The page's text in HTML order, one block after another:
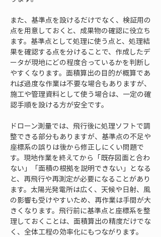
また、基準点を設けるだけでなく、検証用の
点を用意しておくと、成果物の確認に役立ち
ます。基準点として処理に使う点と、処理結
果を確認する点を分けることで、作成したデ
ータが現地にどの程度合っているかを判断し
やすくなります。面積算出の目的が概算であ
れば過度な作業は不要な場合もありますが、
施工や管理資料として使う場合は、一定の確
認手順を設ける方が安全です。
ドローン測量では、飛行後に処理ソフトで調
整できる部分もありますが、基準点の不足や
座標系の誤りは後から修正しにくい問題で
す。現地作業を終えてから「既存図面と合わ
ない」「面積の根拠を説明できない」となる
と、再飛行や再測定が必要になることがあり
ます。太陽光発電所は広く、天候や日射、風
の影響も受けやすいため、再作業は手間が大
きくなります。飛行前に基準点と座標系を整
理しておくことは、面積算出の精度だけでな
く、全体工程の効率化にもつながります。